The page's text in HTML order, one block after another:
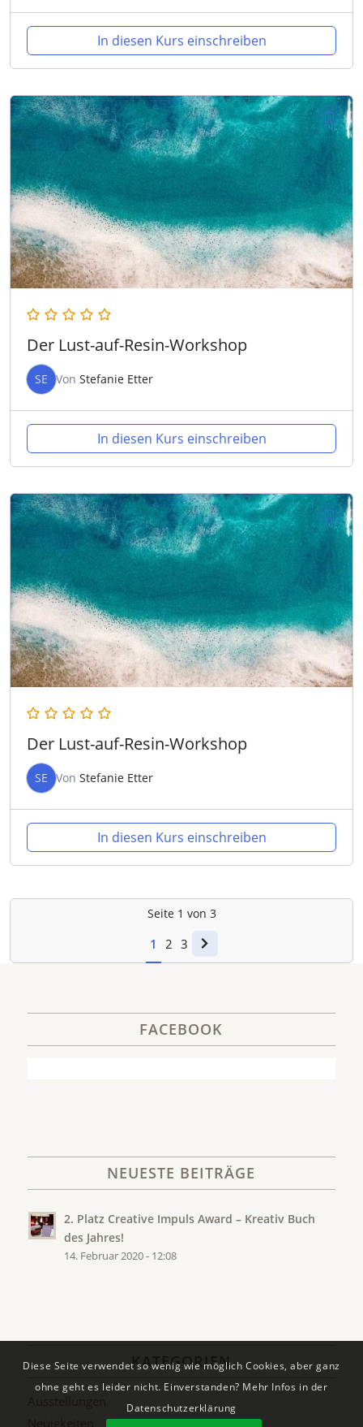
In diesen Kurs einschreiben
Der Lust-auf-Resin-Workshop
SE Von Stefanie Etter
In diesen Kurs einschreiben
Der Lust-auf-Resin-Workshop
SE Von Stefanie Etter
In diesen Kurs einschreiben
Seite 1 von 3
1 2 3
FACEBOOK
NEUESTE BEITRÄGE
2. Platz Creative Impuls Award – Kreativ Buch
des Jahres!
14. Februar 2020 - 12:08
KATEGORIEN
Diese Seite verwendet so wenig wie möglich Cookies, aber ganz
ohne geht es leider nicht. Einverstanden? Mehr Infos in der
Datenschutzerklärung